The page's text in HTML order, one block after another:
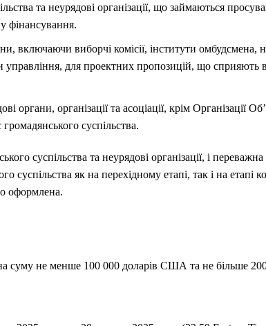
та неурядові організації, що займаються
фінансування.
включаючи виборчі комісії, інститути омбудсмена,
управління, для проектних пропозицій, що
органи, організації та асоціації, крім Організації
суспільства.
суспільства та неурядові організації, і
суспільства як на перехідному етапі, так і на етапі
оформлена.
суму не менше 100 000 доларів США та не більше